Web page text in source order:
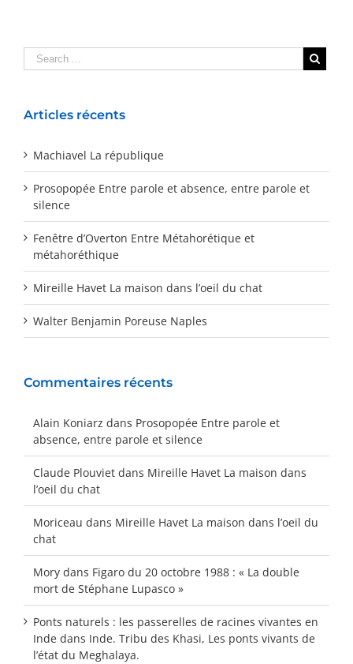
Articles récents
Machiavel La république
Prosopopée Entre parole et absence, entre parole et
silence
Fenêtre d’Overton Entre Métahorétique et
métahoréthique
Mireille Havet La maison dans l’oeil du chat
Walter Benjamin Poreuse Naples
Commentaires récents
Alain Koniarz dans Prosopopée Entre parole et
absence, entre parole et silence
Claude Plouviet dans Mireille Havet La maison dans
l’oeil du chat
Moriceau dans Mireille Havet La maison dans l’oeil du
chat
Mory dans Figaro du 20 octobre 1988 : « La double
mort de Stéphane Lupasco »
Ponts naturels : les passerelles de racines vivantes en
Inde dans Inde. Tribu des Khasi, Les ponts vivants de
l’état du Meghalaya.